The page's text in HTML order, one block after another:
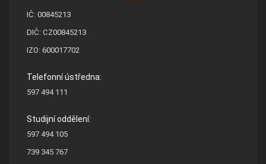
IČ: 00845213
DIČ: CZ00845213
IZO: 600017702
Telefonní ústředna:
597 494 111
Studijní oddělení:
597 494 105
739 345 767